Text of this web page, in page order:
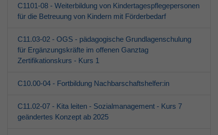
Jugendliche
Erwachsene
C1101-08 - Weiterbildung von Kindertagespflegepersonen
für die Betreuung von Kindern mit Förderbedarf
C11.03-02 - OGS - pädagogische Grundlagenschulung
für Ergänzungskräfte im offenen Ganztag
Zertifikationskurs - Kurs 1
C10.00-04 - Fortbildung Nachbarschaftshelfer:in
C11.02-07 - Kita leiten - Sozialmanagement - Kurs 7
geändertes Konzept ab 2025